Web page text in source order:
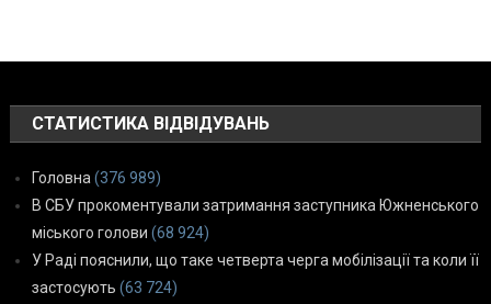
СТАТИСТИКА ВІДВІДУВАНЬ
Головна (376 989)
В СБУ прокоментували затримання заступника Южненського
міського голови (68 924)
У Раді пояснили, що таке четверта черга мобілізації та коли її
застосують (63 724)